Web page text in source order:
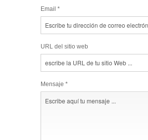
Email *
URL del sitio web
Mensaje *